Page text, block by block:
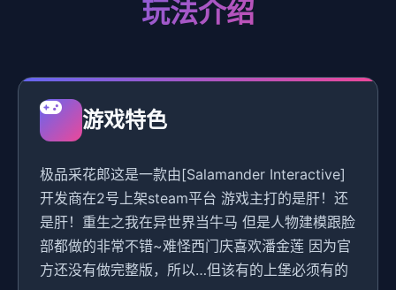
玩法介绍
游戏特色
极品采花郎这是一款由[Salamander Interactive]
开发商在2号上架steam平台 游戏主打的是肝！还
是肝！重生之我在异世界当牛马 但是人物建模跟脸
部都做的非常不错~难怪西门庆喜欢潘金莲 因为官
方还没有做完整版，所以…但该有的上堡必须有的